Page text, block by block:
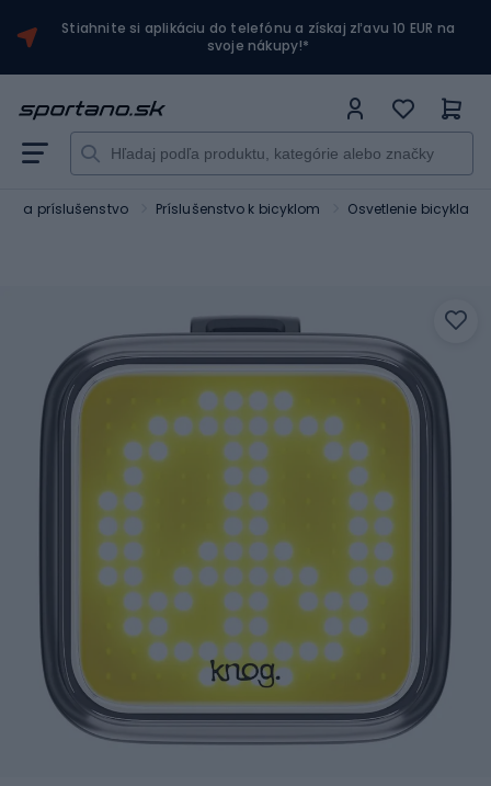
Stiahnite si aplikáciu do telefónu a získaj zľavu 10 EUR na
svoje nákupy!*
a príslušenstvo Príslušenstvo k bicyklom Osvetlenie bicykla